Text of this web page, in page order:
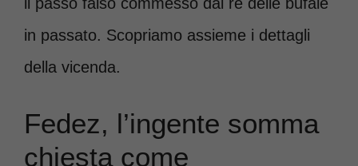
in passato. Scopriamo assieme i dettagli
della vicenda.
Fedez, l’ingente somma
chiesta come